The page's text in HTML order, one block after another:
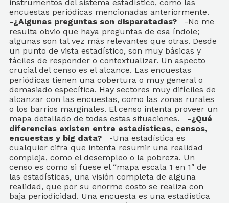
instrumentos del sistema estadístico, como las
encuestas periódicas mencionadas anteriormente.
-¿Algunas preguntas son disparatadas? -No me
resulta obvio que haya preguntas de esa índole;
algunas son tal vez más relevantes que otras. Desde
un punto de vista estadístico, son muy básicas y
fáciles de responder o contextualizar. Un aspecto
crucial del censo es el alcance. Las encuestas
periódicas tienen una cobertura o muy general o
demasiado específica. Hay sectores muy difíciles de
alcanzar con las encuestas, como las zonas rurales
o los barrios marginales. El censo intenta proveer un
mapa detallado de todas estas situaciones. -¿Qué
diferencias existen entre estadísticas, censos,
encuestas y big data? -Una estadística es
cualquier cifra que intenta resumir una realidad
compleja, como el desempleo o la pobreza. Un
censo es como si fuese el “mapa escala 1 en 1″ de
las estadísticas, una visión completa de alguna
realidad, que por su enorme costo se realiza con
baja periodicidad. Una encuesta es una estadística